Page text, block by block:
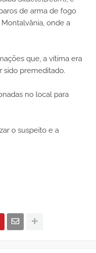
de arma de fogo
onde a
que, a vítima era
sido premeditado.
no local para
o suspeito e a